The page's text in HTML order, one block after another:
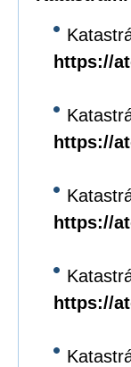
https://
https://
https://
https://